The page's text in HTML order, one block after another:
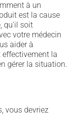
à un
est la cause
qu'il soit
votre médecin
aider à
effectivement la
gérer la situation.
vous devriez